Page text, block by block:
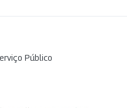
Público